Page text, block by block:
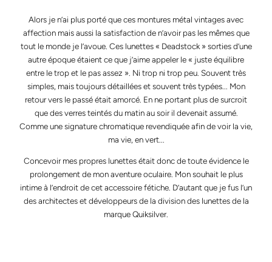
Alors je n’ai plus porté que ces montures métal vintages avec
affection mais aussi la satisfaction de n’avoir pas les mêmes que
tout le monde je l’avoue. Ces lunettes « Deadstock » sorties d’une
autre époque étaient ce que j’aime appeler le « juste équilibre
entre le trop et le pas assez ». Ni trop ni trop peu. Souvent très
simples, mais toujours détaillées et souvent très typées... Mon
retour vers le passé était amorcé. En ne portant plus de surcroit
que des verres teintés du matin au soir il devenait assumé.
Comme une signature chromatique revendiquée afin de voir la vie,
ma vie, en vert...
Concevoir mes propres lunettes était donc de toute évidence le
prolongement de mon aventure oculaire. Mon souhait le plus
intime à l’endroit de cet accessoire fétiche. D’autant que je fus l’un
des architectes et développeurs de la division des lunettes de la
marque Quiksilver.